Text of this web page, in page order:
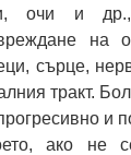
очи и
на
сърце,
тракт.
и
ако не